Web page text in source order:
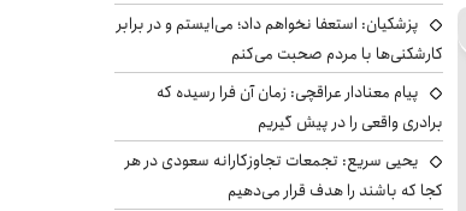
پزشکیان: استعفا نخواهم داد؛ می‌ایستم و در برابر
کارشکنی‌ها با مردم صحبت می‌کنم
پیام معنادار عراقچی: زمان آن فرا رسیده که
برادری واقعی را در پیش گیریم
یحیی سریع: تجمعات تجاوزکارانه سعودی در هر
کجا که باشند را هدف قرار می‌دهیم